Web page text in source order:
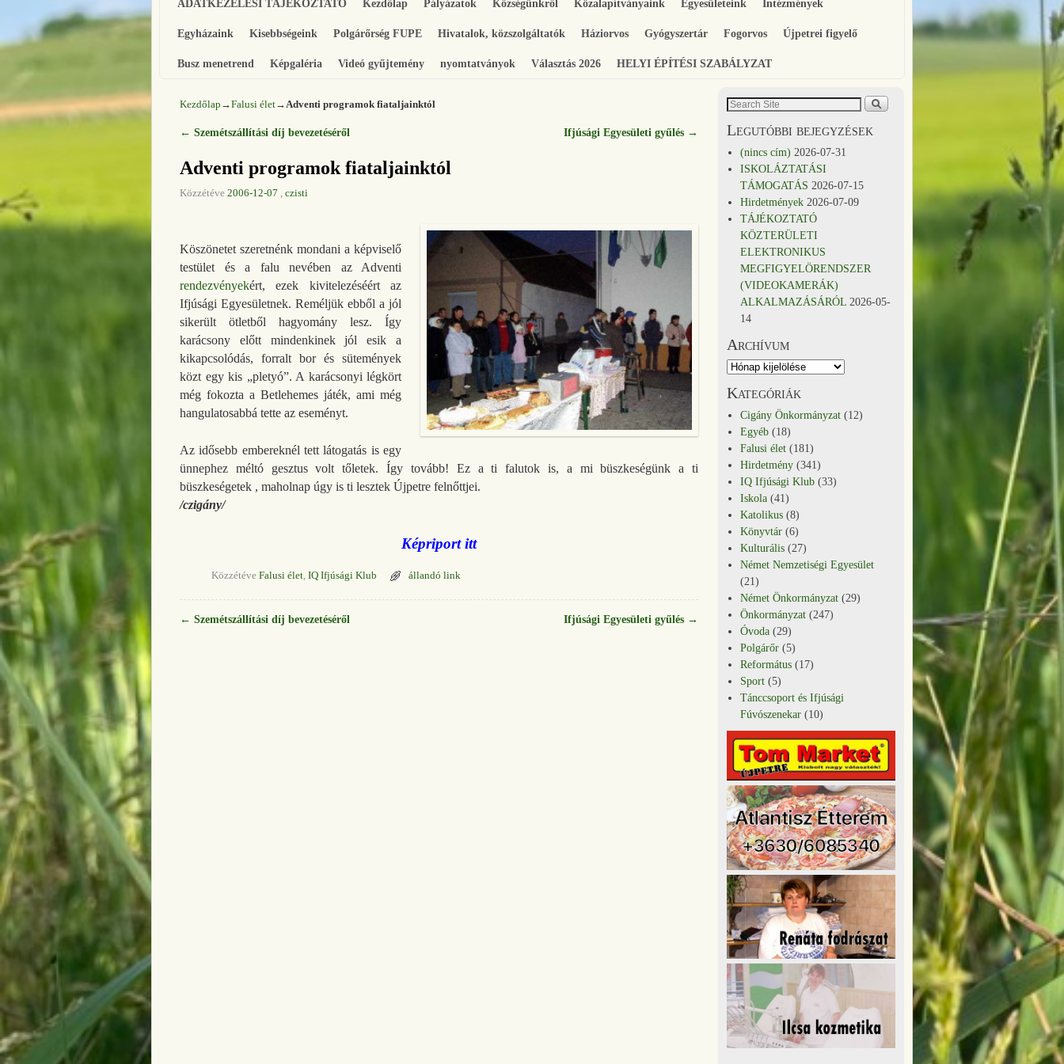
ADATKEZELÉSI TÁJÉKOZTATÓ Kezdőlap Pályázatok Községünkről Közalapítványaink Egyesületeink Intézmények
Egyházaink Kisebbségeink Polgárőrség FUPE Hivatalok, közszolgáltatók Háziorvos Gyógyszertár Fogorvos Újpetrei figyelő
Busz menetrend Képgaléria Videó gyűjtemény nyomtatványok Választás 2026 HELYI ÉPÍTÉSI SZABÁLYZAT
Kezdőlap →Falusi élet→ Adventi programok fiataljainktól
Bejegyzés navigáció
← Szemétszállítási díj bevezetéséről Ifjúsági Egyesületi gyűlés →
Adventi programok fiataljainktól
Közzétéve 2006-12-07 czisti
Köszönetet szeretnénk mondani a képviselő
testület és a falu nevében az Adventi
rendezvényekért, ezek kivitelezéséért az
Ifjúsági Egyesületnek. Reméljük ebből a jól
sikerült ötletből hagyomány lesz. Így
karácsony előtt mindenkinek jól esik a
kikapcsolódás, forralt bor és sütemények
közt egy kis „pletyó”. A karácsonyi légkört
még fokozta a Betlehemes játék, ami még
hangulatosabbá tette az eseményt.
Az idősebb embereknél tett látogatás is egy
ünnephez méltó gesztus volt tőletek. Így tovább! Ez a ti falutok is, a mi büszkeségünk a ti
büszkeségetek , maholnap úgy is ti lesztek Újpetre felnőttjei.
/czigány/
Képriport itt
Közzétéve Falusi élet, IQ Ifjúsági Klub állandó link
Bejegyzés navigáció
← Szemétszállítási díj bevezetéséről Ifjúsági Egyesületi gyűlés →
Legutóbbi bejegyzések
(nincs cím) 2026-07-31
ISKOLÁZTATÁSI
TÁMOGATÁS 2026-07-15
Hirdetmények 2026-07-09
TÁJÉKOZTATÓ
KÖZTERÜLETI
ELEKTRONIKUS
MEGFIGYELÖRENDSZER
(VIDEOKAMERÁK)
ALKALMAZÁSÁRÓL 2026-05-
14
Archívum
Kategóriák
Cigány Önkormányzat (12)
Egyéb (18)
Falusi élet (181)
Hirdetmény (341)
IQ Ifjúsági Klub (33)
Iskola (41)
Katolikus (8)
Könyvtár (6)
Kulturális (27)
Német Nemzetiségi Egyesület
(21)
Német Önkormányzat (29)
Önkormányzat (247)
Óvoda (29)
Polgárőr (5)
Református (17)
Sport (5)
Tánccsoport és Ifjúsági
Fúvószenekar (10)